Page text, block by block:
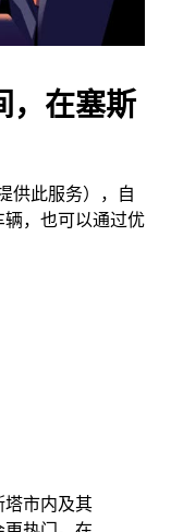
，在塞斯
供此服务），自
，也可以通过优
塔市内及其